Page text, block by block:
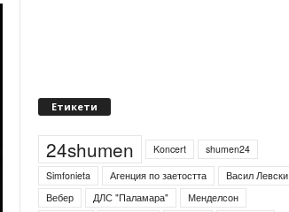
Етикети
24shumen Koncert
shumen24
Simfonieta
Агенция по заетостта
Васил Левски
Вебер
ДЛС "Паламара"
Менделсон